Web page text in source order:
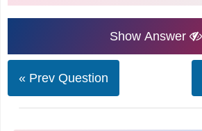
Show Answer
« Prev Question